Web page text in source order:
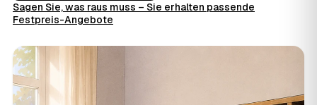
Sagen Sie, was raus muss – Sie erhalten passende
Festpreis-Angebote